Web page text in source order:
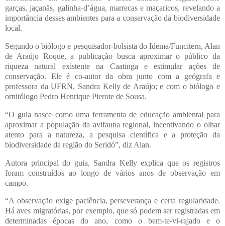
garças, jaçanãs, galinha-d’água, marrecas e maçaricos, revelando a
importância desses ambientes para a conservação da biodiversidade
local.
Segundo o biólogo e pesquisador-bolsista do Idema/Funcitern, Alan
de Araújo Roque, a publicação busca aproximar o público da
riqueza natural existente na Caatinga e estimular ações de
conservação. Ele é co-autor da obra junto com a geógrafa e
professora da UFRN, Sandra Kelly de Araújo; e com o biólogo e
ornitólogo Pedro Henrique Pierote de Sousa.
“O guia nasce como uma ferramenta de educação ambiental para
aproximar a população da avifauna regional, incentivando o olhar
atento para a natureza, a pesquisa científica e a proteção da
biodiversidade da região do Seridó”, diz Alan.
Autora principal do guia, Sandra Kelly explica que os registros
foram construídos ao longo de vários anos de observação em
campo.
“A observação exige paciência, perseverança e certa regularidade.
Há aves migratórias, por exemplo, que só podem ser registradas em
determinadas épocas do ano, como o bem-te-vi-rajado e o